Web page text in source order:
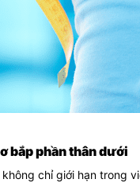
bắp phần thân dưới
chỉ giới hạn trong